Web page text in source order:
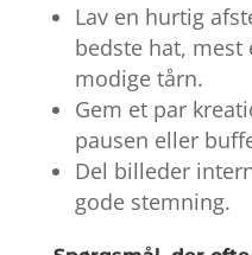
Lav en hurtig
bedste hat,
modige tårn.
Gem et par
pausen eller
Del billeder
gode stemning.